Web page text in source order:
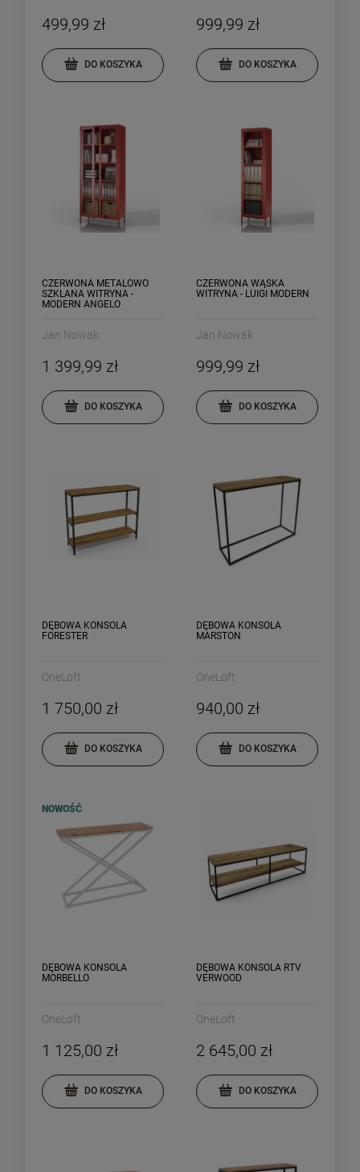
499,99 zł
DO KOSZYKA
999,99 zł
DO KOSZYKA
CZERWONA METALOWO
SZKLANA WITRYNA -
MODERN ANGELO
Jan Nowak
1 399,99 zł
DO KOSZYKA
CZERWONA WĄSKA
WITRYNA - LUIGI MODERN
Jan Nowak
999,99 zł
DO KOSZYKA
DĘBOWA KONSOLA
FORESTER
OneLoft
1 750,00 zł
DO KOSZYKA
DĘBOWA KONSOLA
MARSTON
OneLoft
940,00 zł
DO KOSZYKA
DĘBOWA KONSOLA
MORBELLO
OneLoft
1 125,00 zł
DO KOSZYKA
NOWOŚĆ
DĘBOWA KONSOLA RTV
VERWOOD
OneLoft
2 645,00 zł
DO KOSZYKA